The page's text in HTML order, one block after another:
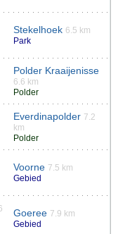
Stekelhoek 6.5 km
Park
Polder Kraaijenisse
6.6 km
Polder
Everdinapolder 7.2
km
Polder
Voorne 7.5 km
Gebied
Goeree 7.9 km
Gebied